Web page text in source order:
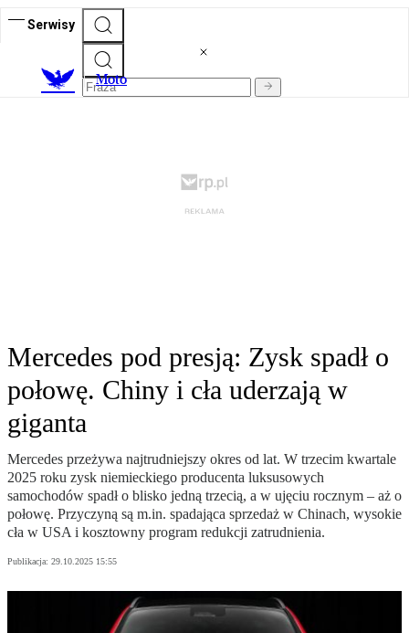
Serwisy
Moto
Mercedes pod presją: Zysk spadł o
połowę. Chiny i cła uderzają w
giganta
Mercedes przeżywa najtrudniejszy okres od lat. W trzecim kwartale
2025 roku zysk niemieckiego producenta luksusowych
samochodów spadł o blisko jedną trzecią, a w ujęciu rocznym – aż o
połowę. Przyczyną są m.in. spadająca sprzedaż w Chinach, wysokie
cła w USA i kosztowny program redukcji zatrudnienia.
Publikacja: 29.10.2025 15:55